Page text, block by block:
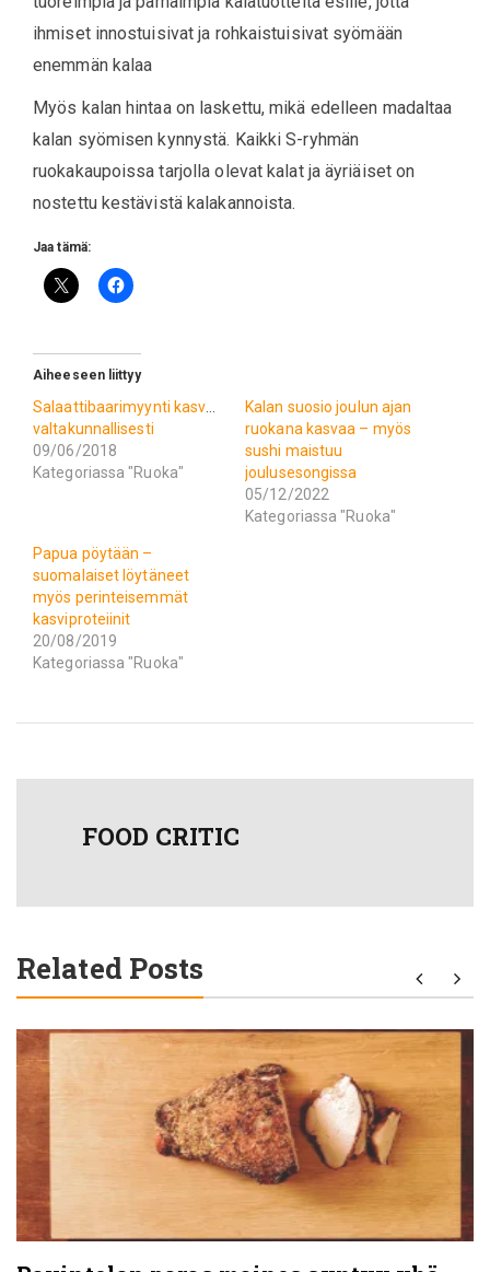
ihmiset innostuisivat ja rohkaistuisivat syömään
enemmän kalaa
Myös kalan hintaa on laskettu, mikä edelleen madaltaa
kalan syömisen kynnystä. Kaikki S-ryhmän
ruokakaupoissa tarjolla olevat kalat ja äyriäiset on
nostettu kestävistä kalakannoista.
Jaa tämä:
Aiheeseen liittyy
Salaattibaarimyynti kasvaa
valtakunnallisesti
09/06/2018
Kategoriassa "Ruoka"
Kalan suosio joulun ajan
ruokana kasvaa – myös
sushi maistuu
joulusesongissa
05/12/2022
Kategoriassa "Ruoka"
Papua pöytään –
suomalaiset löytäneet
myös perinteisemmät
kasviproteiinit
20/08/2019
Kategoriassa "Ruoka"
FOOD CRITIC
Related Posts